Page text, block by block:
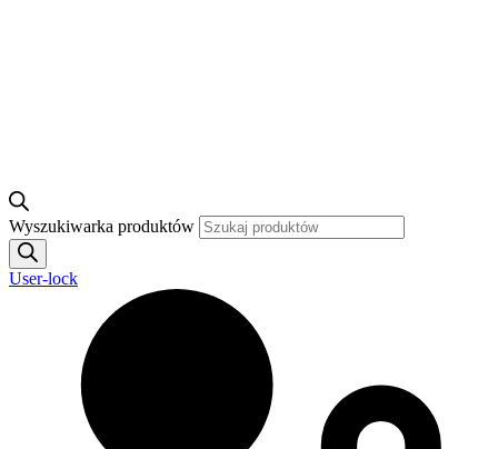
Wyszukiwarka produktów
User-lock